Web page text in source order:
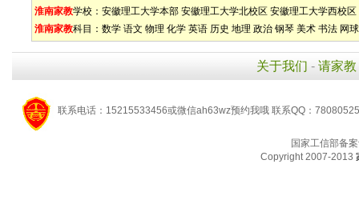
淮南家教学校： 安徽理工大学本部 安徽理工大学北校区 安徽理工大学西校区
淮南家教科目： 数学 语文 物理 化学 英语 历史 地理 政治 钢琴 美术 书法 网球
关于我们 - 请家教
联系电话：15215533456或微信ah63wz预约我哦 联系QQ：
国家工信部备
Copyright 2007-2013